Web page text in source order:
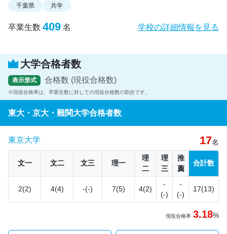
千葉県 共学
卒業生数 409 名 学校の詳細情報を見る
大学合格者数
表示形式 合格数 (現役合格数)
現役合格率は、卒業生数に対しての現役合格数の割合です。
東大・京大・難関大学合格者数
東京大学 17名
文一 文二 文三 理一
理
二
理
三
推
薦
合計数
2(2) 4(4) -(-) 7(5) 4(2)
-
(-)
-
(-)
17(13)
現役合格率 3.18%